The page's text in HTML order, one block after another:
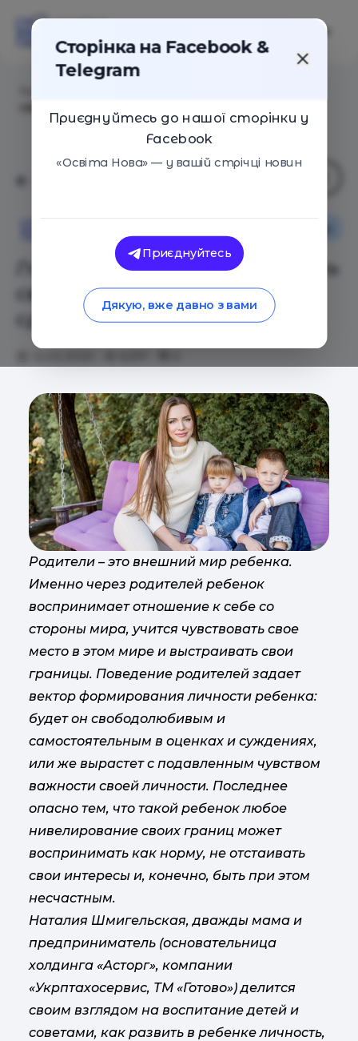
Личный опыт. Как не сделать
своего ребенка «слабым»
среди сверстников
Родители – это внешний мир ребенка.
Именно через родителей ребенок
воспринимает отношение к себе со
стороны мира, учится чувствовать свое
место в этом мире и выстраивать свои
границы. Поведение родителей задает
вектор формирования личности ребенка:
будет он свободолюбивым и
самостоятельным в оценках и суждениях,
или же вырастет с подавленным чувством
важности своей личности. Последнее
опасно тем, что такой ребенок любое
нивелирование своих границ может
воспринимать как норму, не отстаивать
свои интересы и, конечно, быть при этом
несчастным.
Наталия Шмигельская, дважды мама и
предприниматель (основательница
холдинга «Асторг», компании
«Укрптахосервис, ТМ «Готово») делится
своим взглядом на воспитание детей и
советами, как развить в ребенке личность,
Сторінка на Facebook &
Telegram
Приєднуйтесь до нашої сторінки у
Facebook
«Освіта Нова» — у вашій стрічці новин
Приєднуйтесь
Дякую, вже давно з вами